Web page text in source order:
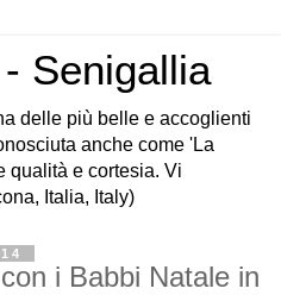
Senigallia
delle più belle e accoglienti
anche come 'La
qualità e cortesia. Vi
Italia, Italy)
i Babbi Natale in